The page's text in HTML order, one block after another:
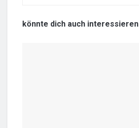
könnte dich auch interessieren